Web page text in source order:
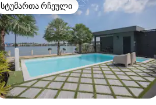
სტუმართა რჩეული
სტუმართა რჩეული